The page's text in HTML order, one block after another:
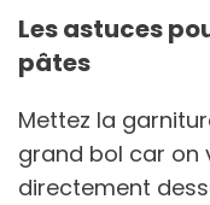
Les astuces
pâtes
Mettez la
grand bol car on
directement